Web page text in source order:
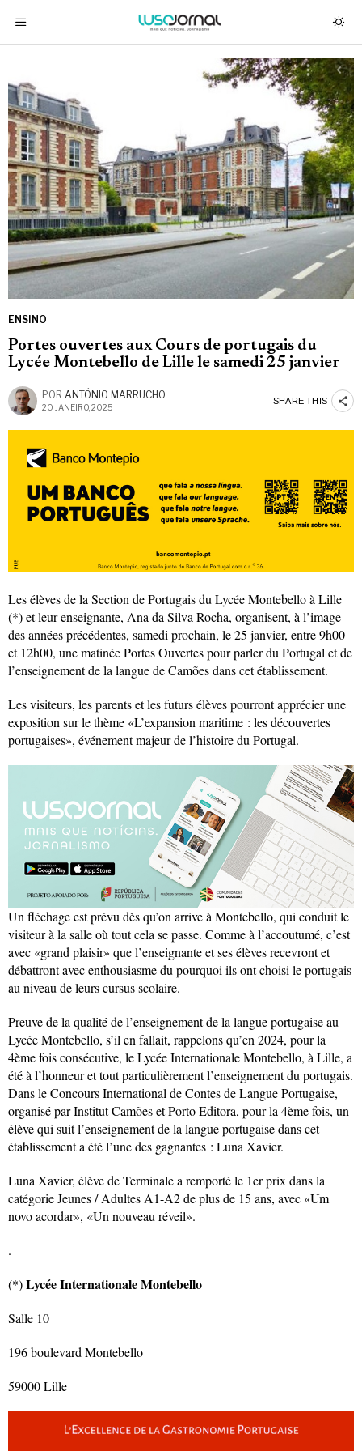
ENSINO
Portes ouvertes aux Cours de portugais du
Lycée Montebello de Lille le samedi 25 janvier
POR ANTÓNIO MARRUCHO
20 JANEIRO, 2025
SHARE THIS
Les élèves de la Section de Portugais du Lycée Montebello à Lille
(*) et leur enseignante, Ana da Silva Rocha, organisent, à l’image
des années précédentes, samedi prochain, le 25 janvier, entre 9h00
et 12h00, une matinée Portes Ouvertes pour parler du Portugal et de
l’enseignement de la langue de Camões dans cet établissement.
Les visiteurs, les parents et les futurs élèves pourront apprécier une
exposition sur le thème «L’expansion maritime : les découvertes
portugaises», événement majeur de l’histoire du Portugal.
Un fléchage est prévu dès qu’on arrive à Montebello, qui conduit le
visiteur à la salle où tout cela se passe. Comme à l’accoutumé, c’est
avec «grand plaisir» que l’enseignante et ses élèves recevront et
débattront avec enthousiasme du pourquoi ils ont choisi le portugais
au niveau de leurs cursus scolaire.
Preuve de la qualité de l’enseignement de la langue portugaise au
Lycée Montebello, s’il en fallait, rappelons qu’en 2024, pour la
4ème fois consécutive, le Lycée Internationale Montebello, à Lille, a
été à l’honneur et tout particulièrement l’enseignement du portugais.
Dans le Concours International de Contes de Langue Portugaise,
organisé par Institut Camões et Porto Editora, pour la 4ème fois, un
élève qui suit l’enseignement de la langue portugaise dans cet
établissement a été l’une des gagnantes : Luna Xavier.
Luna Xavier, élève de Terminale a remporté le 1er prix dans la
catégorie Jeunes / Adultes A1-A2 de plus de 15 ans, avec «Um
novo acordar», «Un nouveau réveil».
.
(*)Lycée Internationale Montebello
Salle 10
196 boulevard Montebello
59000 Lille